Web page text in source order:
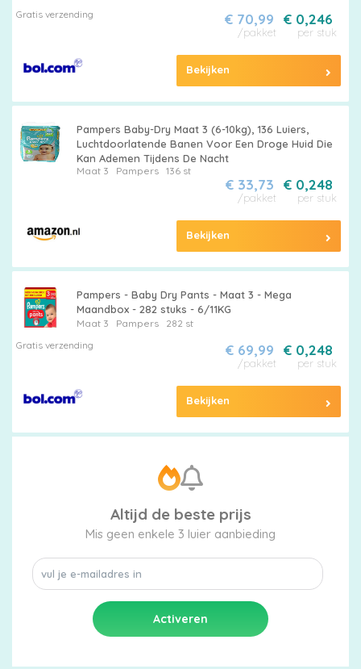
Billendoekjes
Series
vergelijken
Gratis verzending
€ 0,246
per stuk
€ 70,99
/pakket
Bekijken
Pampers Baby-Dry Maat 3 (6-10kg), 136 Luiers,
Luchtdoorlatende Banen Voor Een Droge Huid Die
Kan Ademen Tijdens De Nacht
Maat 3 Pampers 136 st
€ 0,248
per stuk
€ 33,73
/pakket
Bekijken
Pampers - Baby Dry Pants - Maat 3 - Mega
Maandbox - 282 stuks - 6/11KG
Maat 3 Pampers
282 st
Gratis verzending
€ 0,248
per stuk
€ 69,99
/pakket
Bekijken
Altijd de beste prijs
Mis geen enkele 3 luier aanbieding